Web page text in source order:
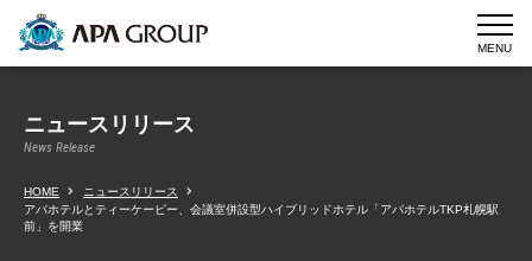
MENU
ニュースリリース
News Release
HOME
ニュースリリース
アパホテルとティーケーピー、会議室併設型ハイブリッドホテル「アパホテルTKP札幌駅
前」を開業